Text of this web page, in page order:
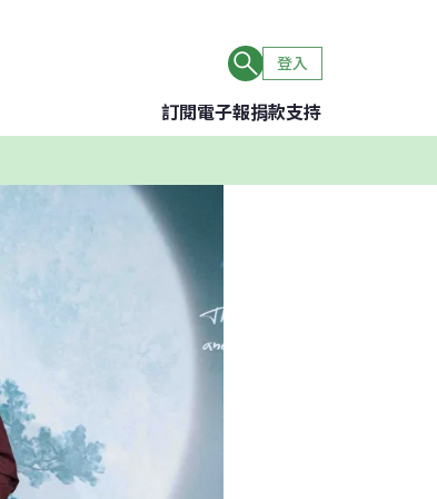
登入
訂閱電子報捐款支持